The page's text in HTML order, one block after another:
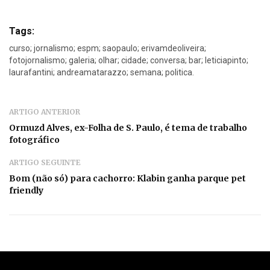
Tags:
curso; jornalismo; espm; saopaulo; erivamdeoliveira;
fotojornalismo; galeria; olhar; cidade; conversa; bar; leticiapinto;
laurafantini; andreamatarazzo; semana; politica.
ARTIGO ANTERIOR
Ormuzd Alves, ex-Folha de S. Paulo, é tema de trabalho
fotográfico
ARTIGO SEGUINTE
Bom (não só) para cachorro: Klabin ganha parque pet
friendly